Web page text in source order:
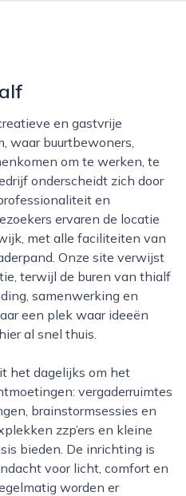
waar buurtbewoners,
om te werken, te
onderscheidt zich door
en
ervaren de locatie
met alle faciliteiten van
Onze site verwijst
terwijl de buren van thialf
samenwerking en
een plek waar ideeën
al snel thuis.
vergaderruimtes
brainstormsessies en
zzp’ers en kleine
bieden. De inrichting is
voor licht, comfort en
worden er